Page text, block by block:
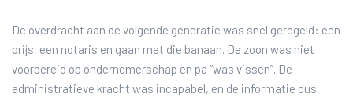
De overdracht aan de volgende generatie was snel geregeld: een
prijs, een notaris en gaan met die banaan. De zoon was niet
voorbereid op ondernemerschap en pa “was vissen”. De
administratieve kracht was incapabel, en de informatie dus